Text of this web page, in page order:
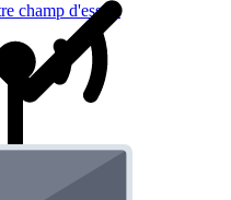
champ d'essais